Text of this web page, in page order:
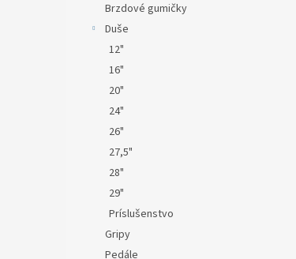
Brzdové gumičky
Duše
12"
16"
20"
24"
26"
27,5"
28"
29"
Príslušenstvo
Gripy
Pedále